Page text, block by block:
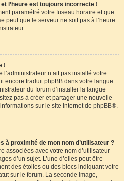
l’heure est toujours incorrecte !
paramétré votre fuseau horaire et que
peut que le serveur ne soit pas à l’heure.
!
n’ait pas installé votre
encore traduit phpBB dans votre langue.
du forum d’installer la langue
pas à créer et partager une nouvelle
sur le site Internet de phpBB®.
à proximité de mon nom d’utilisateur ?
associées avec votre nom d’utilisateur
d’un sujet. L’une d’elles peut être
des étoiles ou des blocs indiquant votre
sur le forum. La seconde image,